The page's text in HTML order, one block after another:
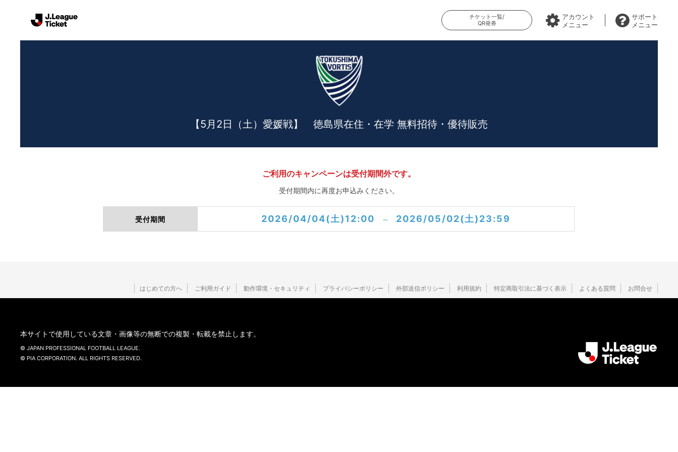
チケット一覧/
QR発券
アカウント
メニュー
サポート
メニュー
【5月2日（土）愛媛戦】 徳島県在住・在学 無料招待・優待販売
ご利用のキャンペーンは受付期間外です。
受付期間内に再度お申込みください。
受付期間 2026/04/04(土)12:00 ～ 2026/05/02(土)23:59
はじめての方へ ご利用ガイド 動作環境・セキュリティ プライバシーポリシー 外部送信ポリシー 利用規約 特定商取引法に基づく表示 よくある質問 お問合せ
本サイトで使用している文章・画像等の無断での複製・転載を禁止します。
© JAPAN PROFESSIONAL FOOTBALL LEAGUE.
© PIA CORPORATION. ALL RIGHTS RESERVED.